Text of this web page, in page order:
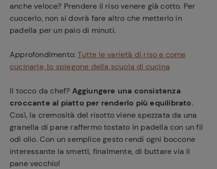
anche veloce? Prendere il riso venere già cotto. Per
cuocerlo, non si dovrà fare altro che metterlo in
padella per un paio di minuti.
Approfondimento:Tutte le varietà di riso e come
cucinarle, lo spiegone della scuola di cucina
Il tocco da chef? Aggiungere una consistenza
croccante al piatto per renderlo più equilibrato.
Così, la cremosità del risotto viene spezzata da una
granella di pane raffermo tostato in padella con un fil
odi olio. Con un semplice gesto rendi ogni boccone
interessante la smetti, finalmente, di buttare via il
pane vecchio!